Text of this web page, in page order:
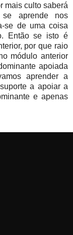
mais culto saberá
aprende nos
se de uma coisa
Então se isto é
por que raio
módulo anterior
apoiada
aprender a
a apoiar a
e apenas